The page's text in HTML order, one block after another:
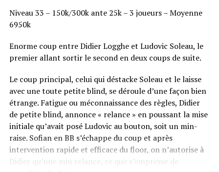
Niveau 33 – 150k/300k ante 25k – 3 joueurs – Moyenne
6950k
Enorme coup entre Didier Logghe et Ludovic Soleau, le
premier allant sortir le second en deux coups de suite.
Le coup principal, celui qui déstacke Soleau et le laisse
avec une toute petite blind, se déroule d’une façon bien
étrange. Fatigue ou méconnaissance des règles, Didier
de petite blind, annonce « relance » en poussant la mise
initiale qu’avait posé Ludovic au bouton, soit un min-
raise. Sofian en BB s’échappe du coup et après
intervention rapide et efficace du floor, on n’autorise à
Didier qu’une min relance, ce que s’empresse de